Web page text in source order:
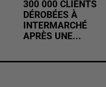
300 000 CLIENTS
DÉROBÉES À
INTERMARCHÉ
APRÈS UNE...